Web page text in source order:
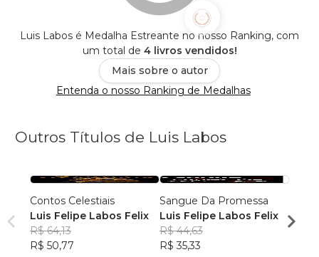
Luis Labos é Medalha Estreante no nosso Ranking, com
um total de 4 livros vendidos!
Mais sobre o autor
Entenda o nosso Ranking de Medalhas
Outros Títulos de Luis Labos
Contos Celestiais
Luis Felipe Labos Felix
R$ 64,13
R$ 50,77
Sangue Da Promessa
Luis Felipe Labos Felix
R$ 44,63
R$ 35,33
Luis
R$